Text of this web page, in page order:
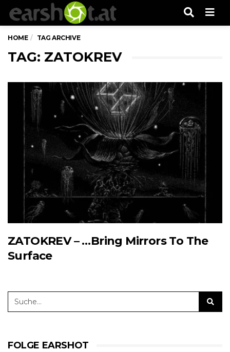
HOME TAG ARCHIVE
TAG: ZATOKREV
ZATOKREV – …Bring Mirrors To The
Surface
FOLGE EARSHOT